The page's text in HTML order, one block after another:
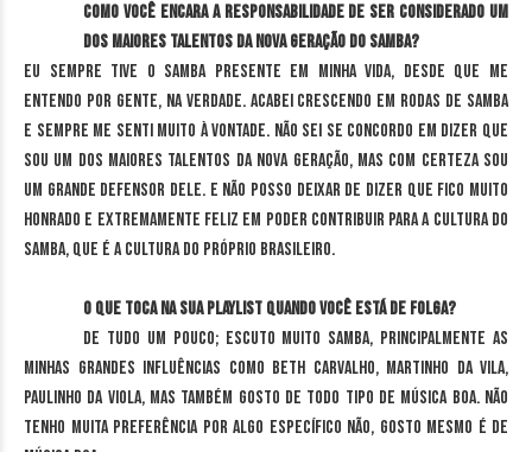
Como você encara a responsabilidade de ser considerado um
dos maiores talentos da nova geração do samba?
Eu sempre tive o samba presente em minha vida, desde que me
entendo por gente, na verdade. Acabei crescendo em rodas de samba
e sempre me senti muito à vontade. Não sei se concordo em dizer que
sou um dos maiores talentos da nova geração, mas com certeza sou
um grande defensor dele. E não posso deixar de dizer que fico muito
honrado e extremamente feliz em poder contribuir para a cultura do
samba, que é a cultura do próprio brasileiro.
O que toca na sua playlist quando você está de folga?
De tudo um pouco; escuto muito samba, principalmente as
minhas grandes influências como Beth Carvalho, Martinho da Vila,
Paulinho da Viola, mas também gosto de todo tipo de música boa. Não
tenho muita preferência por algo específico não, gosto mesmo é de